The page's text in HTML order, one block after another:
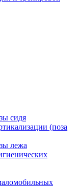
сидя
(поза
лежа